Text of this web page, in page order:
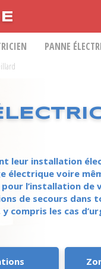
PANNE
leur installation
électrique voire
pour l’installation
de secours
compris les cas